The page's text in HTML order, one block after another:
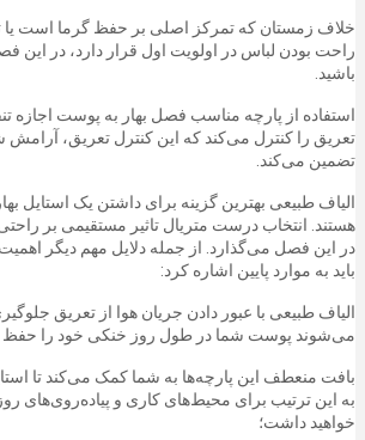
خلاف زمستان که تمرکز اصلی بر حفظ گرما است یا
راحت بودن لباس در اولویت اول قرار دارد، در این
باشید.
استفاده از پارچه مناسب فصل بهار به پوست
تعریق را کنترل می‌کند که این کنترل تعریق، آرامش
تضمین می‌کند.
الیاف طبیعی بهترین گزینه برای داشتن یک استایل
هستند. انتخاب درست متریال تاثیر مستقیمی بر
در این فصل می‌گذارد. از جمله دلایل مهم دیگر
باید به موارد پایین اشاره کرد:
الیاف طبیعی با عبور دادن جریان هوا از تعریق
می‌شوند پوست شما در طول روز خنکی خود را حفظ
بافت منعطف این پارچه‌ها به شما کمک می‌کند تا
به این ترتیب برای محیط‌های کاری و پیاده‌روی‌های
خواهید داشت؛